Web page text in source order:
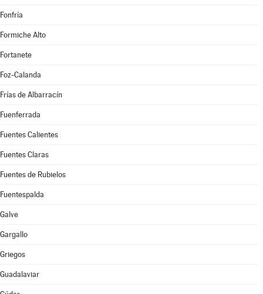
Fonfría
Formiche Alto
Fortanete
Foz-Calanda
Frías de Albarracín
Fuenferrada
Fuentes Calientes
Fuentes Claras
Fuentes de Rubielos
Fuentespalda
Galve
Gargallo
Griegos
Guadalaviar